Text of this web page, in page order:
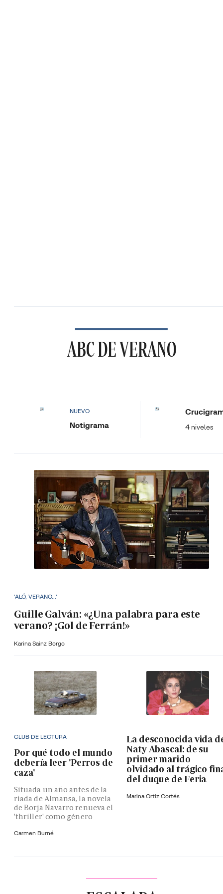
ABC DE VERANO
NUEVO
Notigrama 4 niveles
'ALÓ, VERANO...'
Guille Galván: «¿Una palabra para este
verano? ¡Gol de Ferrán!»
Karina Sainz Borgo
CLUB DE LECTURA
Por qué todo el mundo
debería leer 'Perros de
caza'
Situada un año antes de la
riada de Almansa, la novela
de Borja Navarro renueva el
'thriller' como género
Carmen Burné
La desconocida vida
Naty Abascal: de su
primer marido
olvidado al trágico
del duque de Feria
Marina Ortiz Cortés